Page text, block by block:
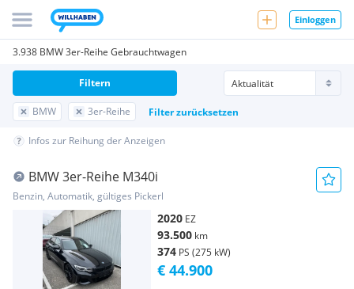
Einloggen
3.938 BMW 3er-Reihe Gebrauchtwagen
BMW 3er-Reihe Filter zurücksetzen
Filtern
Infos zur Reihung der Anzeigen
BMW 3er-Reihe M340i
Benzin, Automatik, gültiges Pickerl
2020 EZ
93.500 km
374 PS (275 kW)
€ 44.900